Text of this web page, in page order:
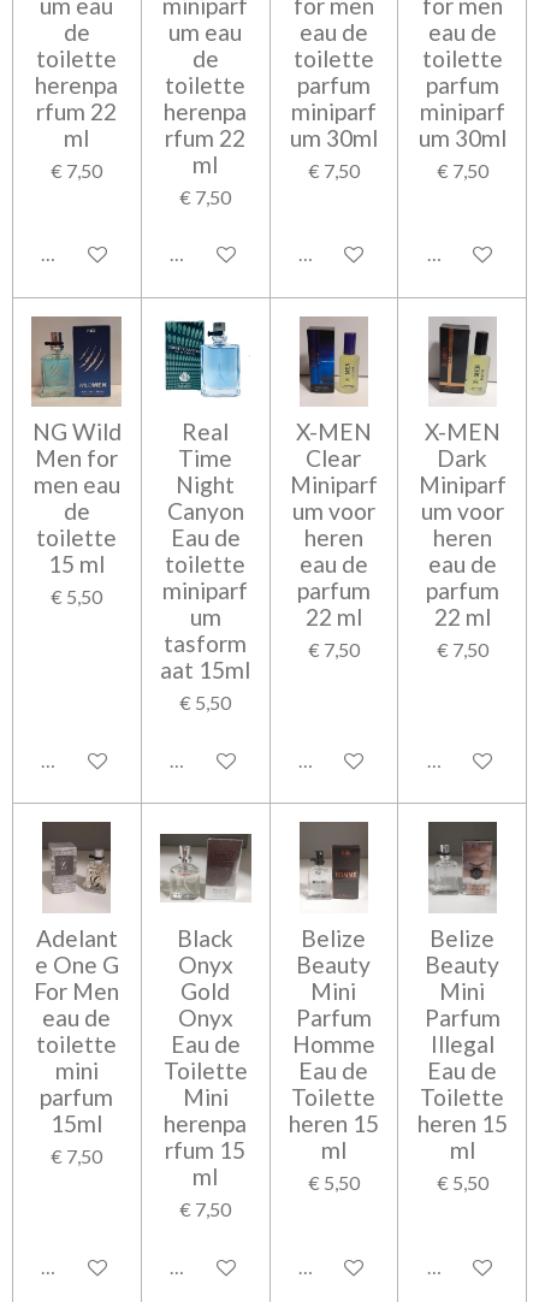
de
toilette
herenpa
rfum 22
ml
€ 7,50
Bekijk details
um eau
de
toilette
herenpa
rfum 22
ml
€ 7,50
Bekijk details
eau de
toilette
parfum
miniparf
um 30ml
€ 7,50
Bekijk details
eau de
toilette
parfum
miniparf
um 30ml
€ 7,50
Bekijk details
NG Wild
Men for
men eau
de
toilette
15 ml
€ 5,50
Bekijk details
Real
Time
Night
Canyon
Eau de
toilette
miniparf
um
tasform
aat 15ml
€ 5,50
Bekijk details
X-MEN
Clear
Miniparf
um voor
heren
eau de
parfum
22 ml
€ 7,50
Bekijk details
X-MEN
Dark
Miniparf
um voor
heren
eau de
parfum
22 ml
€ 7,50
Bekijk details
Adelant
e One G
For Men
eau de
toilette
mini
parfum
15ml
€ 7,50
Bekijk details
Black
Onyx
Gold
Onyx
Eau de
Toilette
Mini
herenpa
rfum 15
ml
€ 7,50
Bekijk details
Belize
Beauty
Mini
Parfum
Homme
Eau de
Toilette
heren 15
ml
€ 5,50
Bekijk details
Belize
Beauty
Mini
Parfum
Illegal
Eau de
Toilette
heren 15
ml
€ 5,50
Bekijk details